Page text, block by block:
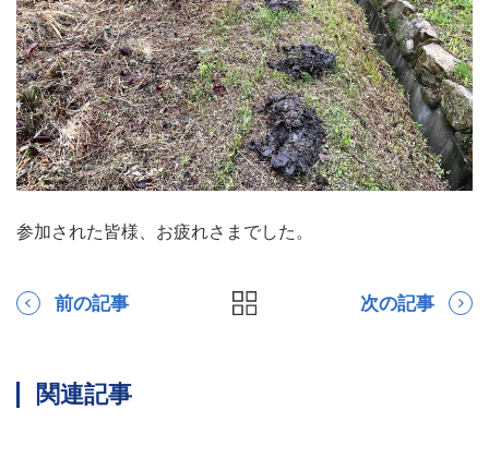
参加された皆様、お疲れさまでした。
前の記事 次の記事
関連記事